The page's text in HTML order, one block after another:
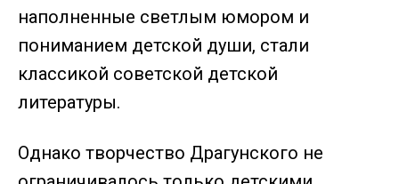
наполненные светлым юмором и
пониманием детской души, стали
классикой советской детской
литературы.
Однако творчество Драгунского не